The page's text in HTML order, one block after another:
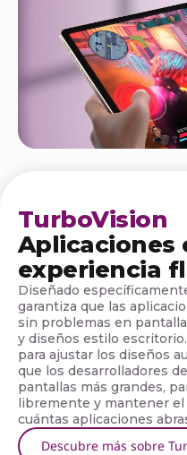
TurboVision
Aplicaciones
experiencia
Diseñado
garantiza que las
sin problemas en
y diseños estilo
para ajustar los diseños
que los desarrolladores
pantallas más grandes,
libremente y mantener
cuántas aplicaciones
Descubre más sobre